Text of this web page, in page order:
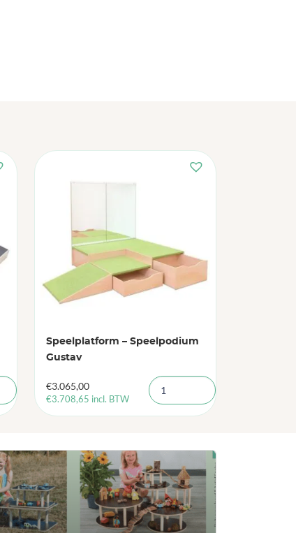
Speelplatform – Speelpodium
Gustav
€3.065,00
€3.708,65 incl. BTW